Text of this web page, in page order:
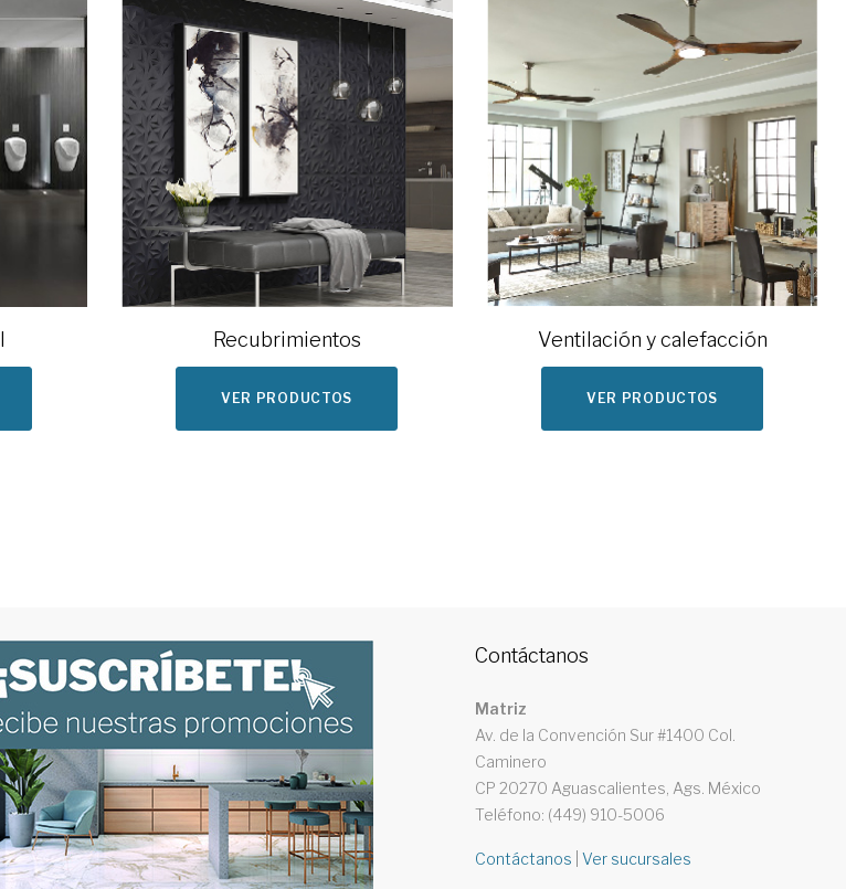
Recubrimientos
VER PRODUCTOS
Ventilación y calefacción
VER PRODUCTOS
Contáctanos
Matriz
Av. de la Convención Sur #1400 Col.
Caminero
CP 20270 Aguascalientes, Ags. México
Teléfono: (449) 910-5006
Contáctanos Ver sucursales